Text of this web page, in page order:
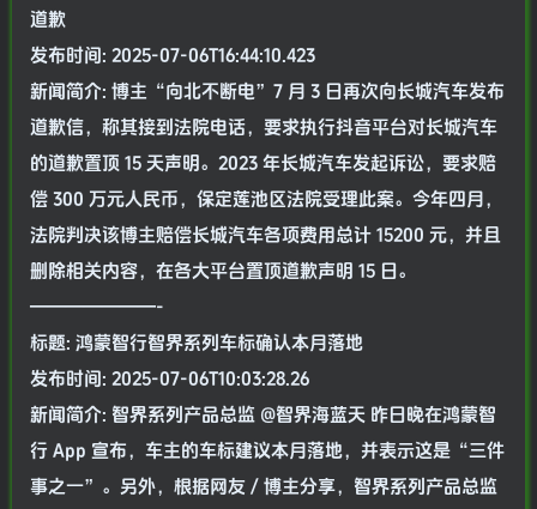
道歉
发布时间: 2025-07-06T16:44:10.423
新闻简介: 博主“向北不断电”7 月 3 日再次向长城汽车发布
道歉信，称其接到法院电话，要求执行抖音平台对长城汽车
的道歉置顶 15 天声明。2023 年长城汽车发起诉讼，要求赔
偿 300 万元人民币，保定莲池区法院受理此案。今年四月，
法院判决该博主赔偿长城汽车各项费用总计 15200 元，并且
删除相关内容，在各大平台置顶道歉声明 15 日。
———————-
标题: 鸿蒙智行智界系列车标确认本月落地
发布时间: 2025-07-06T10:03:28.26
新闻简介: 智界系列产品总监 @智界海蓝天 昨日晚在鸿蒙智
行 App 宣布，车主的车标建议本月落地，并表示这是“三件
事之一”。另外，根据网友 / 博主分享，智界系列产品总监